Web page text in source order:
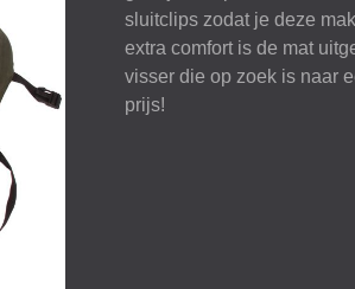
sluitclips zodat je deze
extra comfort is de mat
visser die op zoek is naar
prijs!